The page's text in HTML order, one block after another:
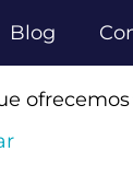
Blog
ofrecemos